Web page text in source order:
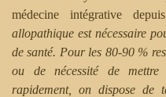
médecine intégrative
allopathique est nécessaire
de santé. Pour les 80-90 %
ou de nécessité de mettre
rapidement, on dispose de